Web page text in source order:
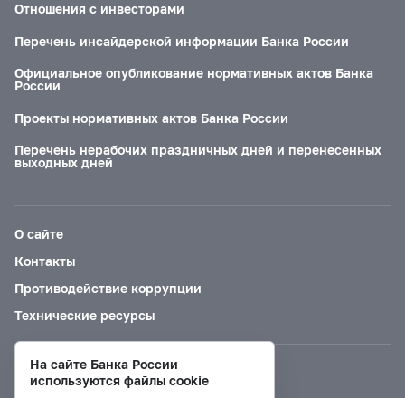
Отношения с инвесторами
Перечень инсайдерской информации Банка России
Официальное опубликование нормативных актов Банка
России
Проекты нормативных актов Банка России
Перечень нерабочих праздничных дней и перенесенных
выходных дней
О сайте
Контакты
Противодействие коррупции
Технические ресурсы
Версия для слабовидящих
На сайте Банка России
используются файлы cookie